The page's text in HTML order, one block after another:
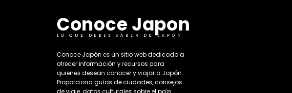
Conoce Japon
LO QUE DEBES SABER DE JAPÓN
​Conoce Japón es un sitio web dedicado a
ofrecer información y recursos para
quienes desean conocer y viajar a Japón.
Proporciona guías de ciudades, consejos
de viaje, datos culturales sobre el país. ​